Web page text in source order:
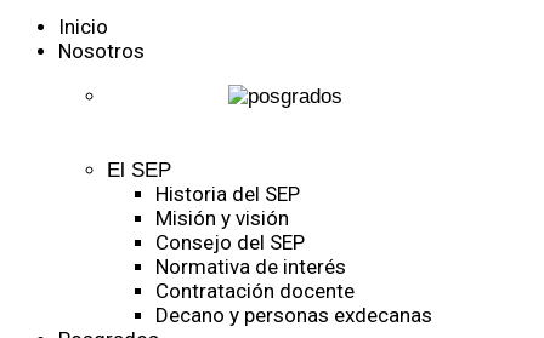
Inicio
Nosotros
El SEP
Historia del SEP
Misión y visión
Consejo del SEP
Normativa de interés
Contratación docente
Decano y personas exdecanas